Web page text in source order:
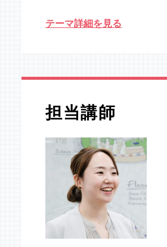
テーマ詳細を見る
担当講師